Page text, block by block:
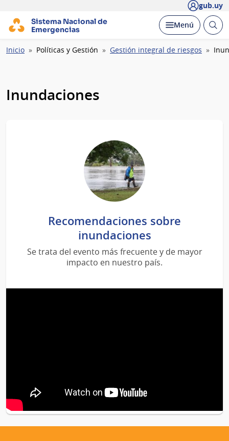
gub.uy
Sistema Nacional de
Emergencias
Desplegar
Menú Abrir
Ruta
Inicio Políticas y Gestión Gestión integral de riesgos
Inundaciones
Recomendaciones sobre
inundaciones
Se trata del evento más frecuente y de mayor
impacto en nuestro país.